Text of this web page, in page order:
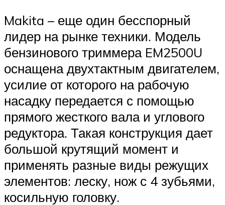
Makita – еще один бесспорный
лидер на рынке техники. Модель
бензинового триммера EM2500U
оснащена двухтактным двигателем,
усилие от которого на рабочую
насадку передается с помощью
прямого жесткого вала и углового
редуктора. Такая конструкция дает
большой крутящий момент и
применять разные виды режущих
элементов: леску, нож с 4 зубьями,
косильную головку.